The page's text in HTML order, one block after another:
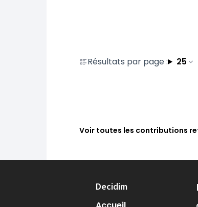
Résultats par page : 25
Voir toutes les contributions
Decidim